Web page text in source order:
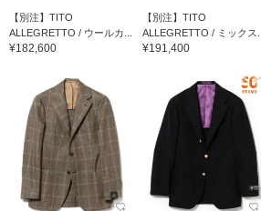
【別注】TITO
ALLEGRETTO / ウールカ...
¥182,600
【別注】TITO
ALLEGRETTO / ミックス...
¥191,400